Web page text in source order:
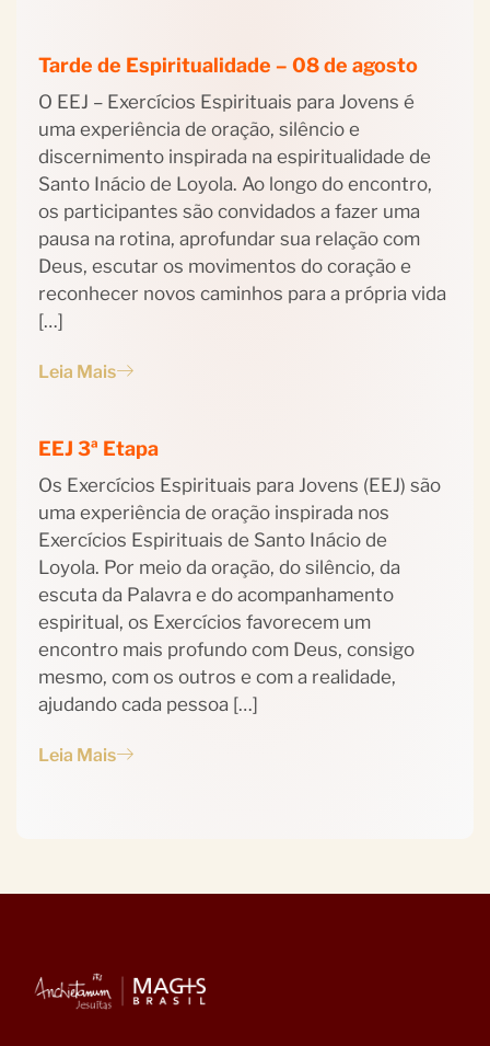
Tarde de Espiritualidade – 08 de agosto
O EEJ – Exercícios Espirituais para Jovens é
uma experiência de oração, silêncio e
discernimento inspirada na espiritualidade de
Santo Inácio de Loyola. Ao longo do encontro,
os participantes são convidados a fazer uma
pausa na rotina, aprofundar sua relação com
Deus, escutar os movimentos do coração e
reconhecer novos caminhos para a própria vida
[…]
Leia Mais
EEJ 3ª Etapa
Os Exercícios Espirituais para Jovens (EEJ) são
uma experiência de oração inspirada nos
Exercícios Espirituais de Santo Inácio de
Loyola. Por meio da oração, do silêncio, da
escuta da Palavra e do acompanhamento
espiritual, os Exercícios favorecem um
encontro mais profundo com Deus, consigo
mesmo, com os outros e com a realidade,
ajudando cada pessoa […]
Leia Mais